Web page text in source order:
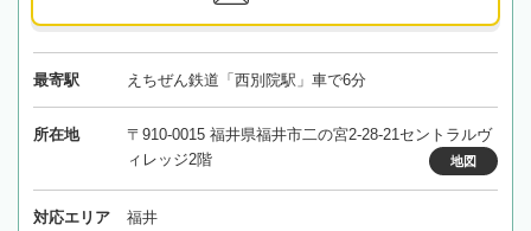
最寄駅 えちぜん鉄道「西別院駅」車で6分
所在地
〒910-0015 福井県福井市二の宮2-28-21セントラルヴ
ィレッジ2階
地図
対応エリア 福井